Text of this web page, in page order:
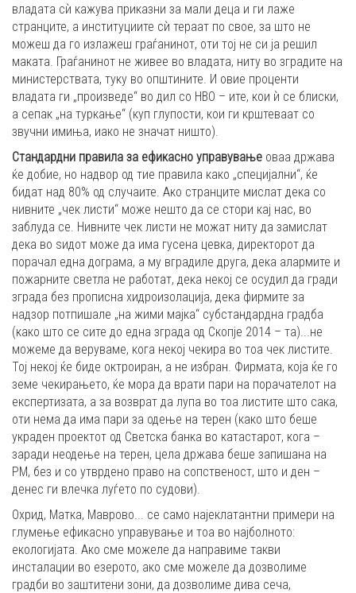
владата сѝ кажува приказни за мали деца и ги лаже
странците, а институциите сѝ тераат по свое, за што не
можеш да го излажеш граѓанинот, оти тој не си ја решил
маката. Граѓанинот не живее во владата, ниту во зградите на
министерствата, туку во општините. И овие проценти
владата ги „произведе“ во дил со НВО – ите, кои ѝ се блиски,
а сепак „на туркање“ (куп глупости, кои ги крштеваат со
звучни имиња, иако не значат ништо).
Стандардни правила за ефикасно управување оваа држава
ќе добие, но надвор од тие правила како „специјални“, ќе
бидат над 80% од случаите. Ако странците мислат дека со
нивните „чек листи“ може нешто да се стори кај нас, во
заблуда се. Нивните чек листи не можат ниту да замислат
дека во ѕидот може да има гусена цевка, директорот да
порачал една дограма, а му вградиле друга, дека алармите и
пожарните светла не работат, дека некој се осудил да гради
зграда без прописна хидроизолација, дека фирмите за
надзор потпишале „на жими мајка“ субстандардна градба
(како што се сите до една зграда од Скопје 2014 – та)...не
можеме да веруваме, кога некој чекира во тоа чек листите.
Тој некој ќе биде октроиран, а не избран. Фирмата, која ќе го
земе чекирањето, ќе мора да врати пари на порачателот на
експертизата, а за возврат да лупа во тоа листите што сака,
оти нема да има пари за одење на терен (како што беше
украден проектот од Светска банка во катастарот, кога –
заради неодење на терен, цела држава беше запишана на
РМ, без и со утврдено право на сопственост, што и ден –
денес ги влечка луѓето по судови).
Охрид, Матка, Маврово... се само најеклатантни примери на
глумење ефикасно управување и тоа во најболното:
екологијата. Ако сме можеле да направиме такви
инсталации во езерото, ако сме можеле да дозволиме
градби во заштитени зони, да дозволиме дива сеча,